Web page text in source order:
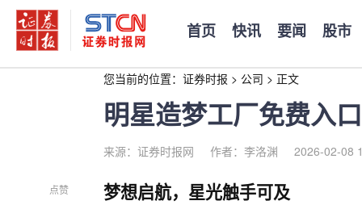
首页 快讯 要闻 股市
您当前的位置： 证券时报 > 公司 > 正文
明星造梦工厂免费入
来源：证券时报网 作者：李洛渊 2026-02-08
点赞 梦想启航，星光触手可及